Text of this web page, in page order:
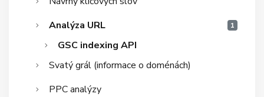
Analýza URL
1
GSC indexing API
Svatý grál (informace o doménách)
PPC analýzy